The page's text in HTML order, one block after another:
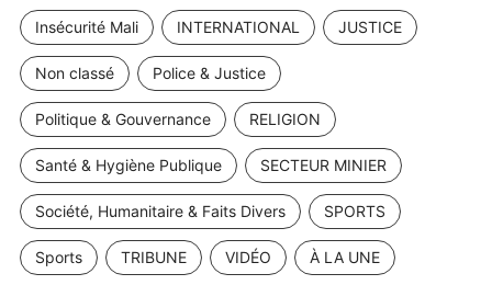
Insécurité Mali INTERNATIONAL JUSTICE
Non classé Police & Justice
Politique & Gouvernance RELIGION
Santé & Hygiène Publique SECTEUR MINIER
Société, Humanitaire & Faits Divers SPORTS
Sports TRIBUNE VIDÉO À LA UNE